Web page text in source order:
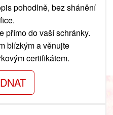
pohodlně, bez shánění
přímo do vaší schránky.
blízkým a věnujte
certifikátem.